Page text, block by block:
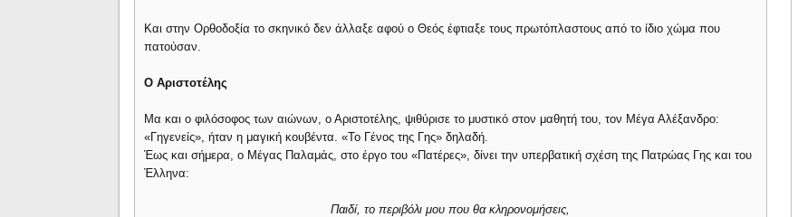
Και στην Ορθοδοξία το σκηνικό δεν άλλαξε αφού ο Θεός έφτιαξε τους πρωτόπλαστους από το ίδιο χώμα που
πατούσαν.
Ο Αριστοτέλης
Μα και ο φιλόσοφος των αιώνων, ο Αριστοτέλης, ψιθύρισε το μυστικό στον μαθητή του, τον Μέγα Αλέξανδρο:
«Γηγενείς», ήταν η μαγική κουβέντα. «Το Γένος της Γης» δηλαδή.
Έως και σήμερα, ο Μέγας Παλαμάς, στο έργο του «Πατέρες», δίνει την υπερβατική σχέση της Πατρώας Γης και του
Έλληνα:
Παιδί, το περιβόλι μου που θα κληρονομήσεις,